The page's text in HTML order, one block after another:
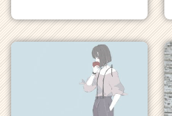
ア
キ
ア
（C
h